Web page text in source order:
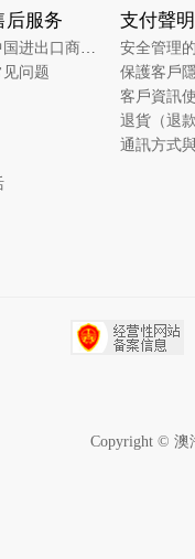
后服务
中国进出口商品质量溯源
见问题
支付聲明
安全管理
Copyright © 澳